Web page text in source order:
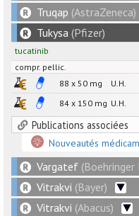
Truqap (AstraZeneca)
Tukysa (Pfizer)
tucatinib
compr. pellic.
88 x 50 mg U.H.
84 x 150 mg U.H.
Publications associées
Nouveautés
Vargatef (Boehringer
Vitrakvi (Bayer)
Vitrakvi (Abacus)